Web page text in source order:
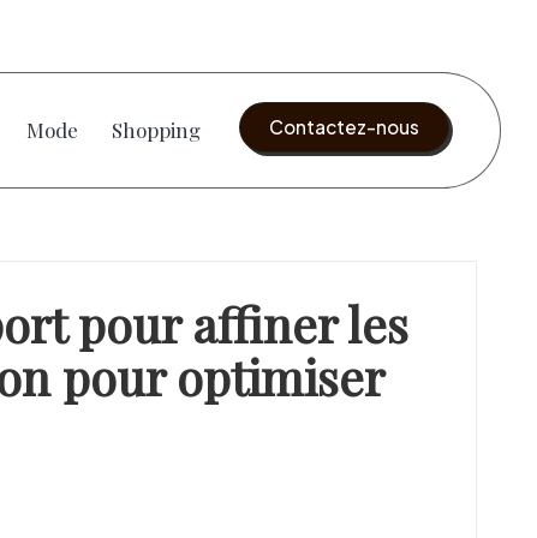
Mode Shopping Contactez-nous
pour affiner les
pour optimiser